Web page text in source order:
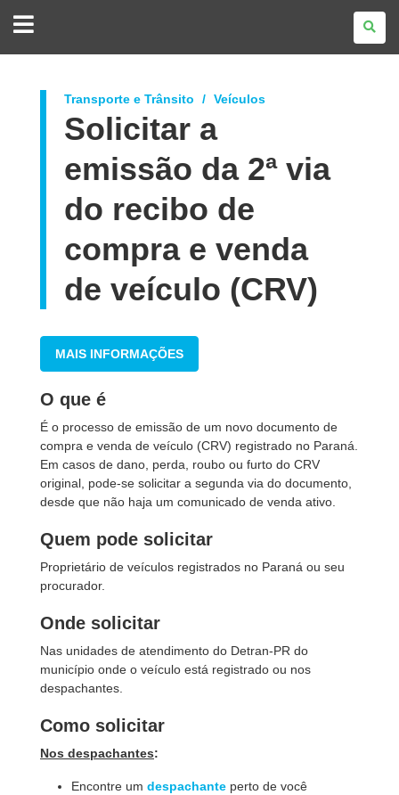
DO
Transporte e Trânsito Veículos
Solicitar a
emissão da 2ª via
do recibo de
compra e venda
de veículo (CRV)
MAIS INFORMAÇÕES
O que é
É o processo de emissão de um novo documento de
compra e venda de veí­culo (CRV) registrado no Paraná.
Em casos de dano, perda, roubo ou furto do CRV
original, pode-se solicitar a segunda via do documento,
desde que não haja um comunicado de venda ativo.
Quem pode solicitar
Proprietário de veí­culos registrados no Paraná ou seu
procurador.
Onde solicitar
Nas unidades de atendimento do Detran-PR do
município onde o veículo está registrado ou nos
despachantes.
Como solicitar
Nos despachantes:
Encontre um despachante perto de você